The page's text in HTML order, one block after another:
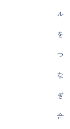
ル
を
つ
な
ぎ
合